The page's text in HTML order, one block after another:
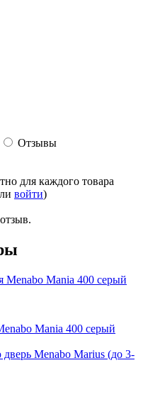
Отзывы
для каждого товара
войти)
Mania 400 серый